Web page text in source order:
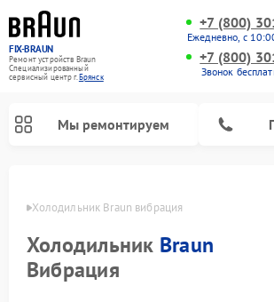
FIX-BRAUN
Ремонт устройств Braun
Специализированный
cервисный центр г.Брянск
+7 (800)
Ежедневно, с
+7 (800)
Звонок
Мы ремонтируем
Холодильник Braun вибрация
Холодильник Braun
Вибрация